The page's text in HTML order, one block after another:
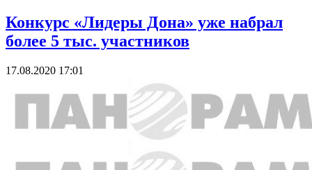
Конкурс «Лидеры Дона» уже набрал
более 5 тыс. участников
17.08.2020 17:01